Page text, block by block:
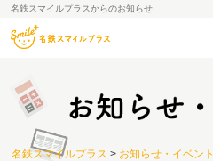
名鉄スマイルプラスからのお知らせ
名鉄スマイルプラス > お知らせ・イベント